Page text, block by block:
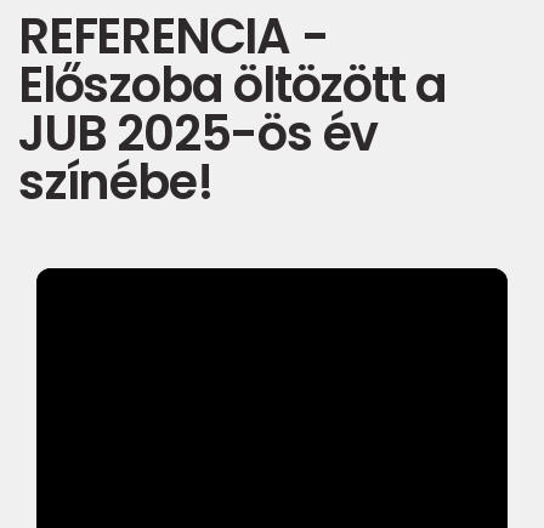
REFERENCIA -
Előszoba öltözött a
JUB 2025-ös év
színébe!